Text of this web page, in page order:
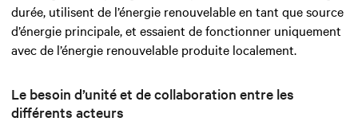
durée, utilisent de l’énergie renouvelable en tant que source
d’énergie principale, et essaient de fonctionner uniquement
avec de l’énergie renouvelable produite localement.
Le besoin d’unité et de collaboration entre les
différents acteurs